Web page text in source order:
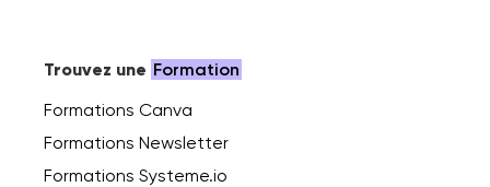
Trouvez une Formation
Formations Canva
Formations Newsletter
Formations Systeme.io